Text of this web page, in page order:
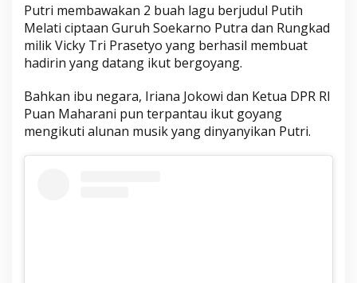
Putri membawakan 2 buah lagu berjudul Putih
Melati ciptaan Guruh Soekarno Putra dan Rungkad
milik Vicky Tri Prasetyo yang berhasil membuat
hadirin yang datang ikut bergoyang.
Bahkan ibu negara, Iriana Jokowi dan Ketua DPR RI
Puan Maharani pun terpantau ikut goyang
mengikuti alunan musik yang dinyanyikan Putri.